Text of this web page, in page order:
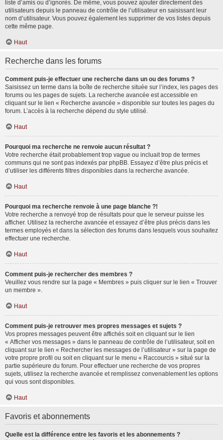
liste d’amis ou d’ignorés. De même, vous pouvez ajouter directement des
utilisateurs depuis le panneau de contrôle de l’utilisateur en saisissant leur
nom d’utilisateur. Vous pouvez également les supprimer de vos listes depuis
cette même page.
Haut
Recherche dans les forums
Comment puis-je effectuer une recherche dans un ou des forums ?
Saisissez un terme dans la boîte de recherche située sur l’index, les pages des
forums ou les pages de sujets. La recherche avancée est accessible en
cliquant sur le lien « Recherche avancée » disponible sur toutes les pages du
forum. L’accès à la recherche dépend du style utilisé.
Haut
Pourquoi ma recherche ne renvoie aucun résultat ?
Votre recherche était probablement trop vague ou incluait trop de termes
communs qui ne sont pas indexés par phpBB. Essayez d’être plus précis et
d’utiliser les différents filtres disponibles dans la recherche avancée.
Haut
Pourquoi ma recherche renvoie à une page blanche ?!
Votre recherche a renvoyé trop de résultats pour que le serveur puisse les
afficher. Utilisez la recherche avancée et essayez d’être plus précis dans les
termes employés et dans la sélection des forums dans lesquels vous souhaitez
effectuer une recherche.
Haut
Comment puis-je rechercher des membres ?
Veuillez vous rendre sur la page « Membres » puis cliquer sur le lien « Trouver
un membre ».
Haut
Comment puis-je retrouver mes propres messages et sujets ?
Vos propres messages peuvent être affichés soit en cliquant sur le lien
« Afficher vos messages » dans le panneau de contrôle de l’utilisateur, soit en
cliquant sur le lien « Rechercher les messages de l’utilisateur » sur la page de
votre propre profil ou soit en cliquant sur le menu « Raccourcis » situé sur la
partie supérieure du forum. Pour effectuer une recherche de vos propres
sujets, utilisez la recherche avancée et remplissez convenablement les options
qui vous sont disponibles.
Haut
Favoris et abonnements
Quelle est la différence entre les favoris et les abonnements ?